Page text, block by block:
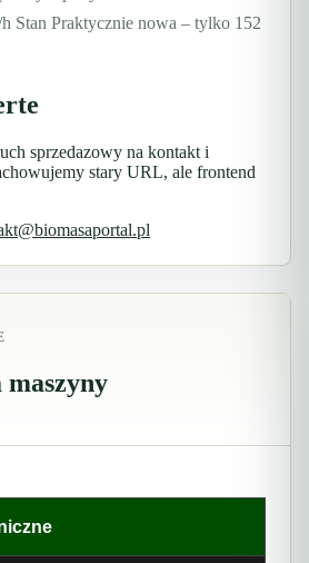
Stan Praktycznie nowa – tylko 152
sprzedazowy na kontakt i
stary URL, ale frontend
maszyny